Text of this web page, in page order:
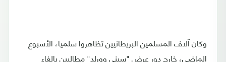
وكان آلاف المسلمين البريطانيين تظاهروا سلميا، الأسبوع
الماضي، خارج دور عرض "سيني وورلد" مطالبين بإلغاء